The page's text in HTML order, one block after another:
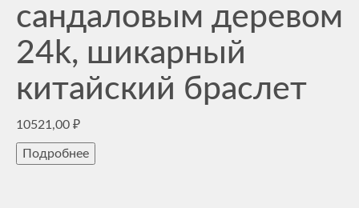
сандаловым деревом
24k, шикарный
китайский браслет
10521,00 ₽
Подробнее